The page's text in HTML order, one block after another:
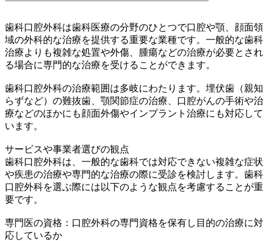
歯科口腔外科は歯科医療の分野のひとつで口腔や顎、顔面領
域の外科的な治療を提供する重要な業種です。一般的な歯科
治療よりも複雑な処置や外傷、腫瘍などの治療が必要とされ
る場合に専門的な治療を受けることができます。
歯科口腔外科の治療範囲は多岐にわたります。埋伏歯（親知
らずなど）の難抜歯、顎関節症の治療、口腔がんの手術や治
療などのほかにも顔面外傷やインプラント治療にも対応して
います。
サービスや事業者選びの観点
歯科口腔外科は、一般的な歯科では対応できない複雑な症状
や疾患の治療や専門的な治療の際に受診を検討します。歯科
口腔外科を選ぶ際には以下のような観点を考慮することが重
要です。
専門医の資格：口腔外科の専門資格を保有し目的の治療に対
応しているか